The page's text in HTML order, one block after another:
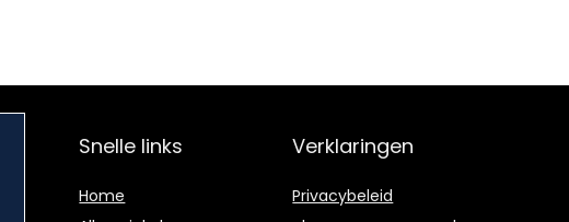
Snelle links
Home
Verklaringen
Privacybeleid